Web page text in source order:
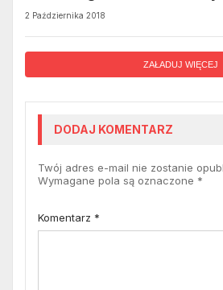
2 Października 2018
ZAŁADUJ WIĘCEJ
DODAJ KOMENTARZ
Twój adres e-mail nie zostanie
Wymagane pola są oznaczone *
Komentarz *